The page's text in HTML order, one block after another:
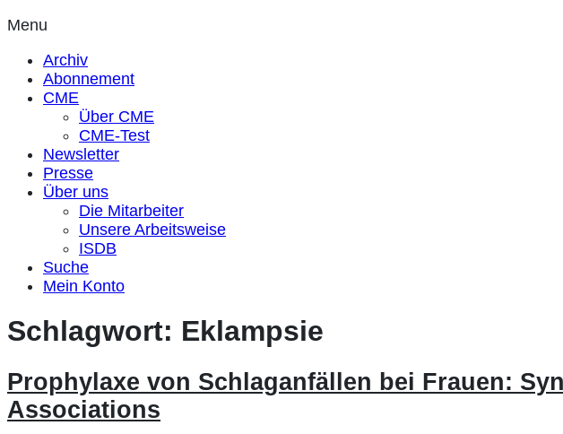
Menu
Archiv
Abonnement
CME
Über CME
CME-Test
Newsletter
Presse
Über uns
Die Mitarbeiter
Unsere Arbeitsweise
ISDB
Suche
Mein Konto
Schlagwort: Eklampsie
Prophylaxe von Schlaganfällen bei Frauen:
Associations